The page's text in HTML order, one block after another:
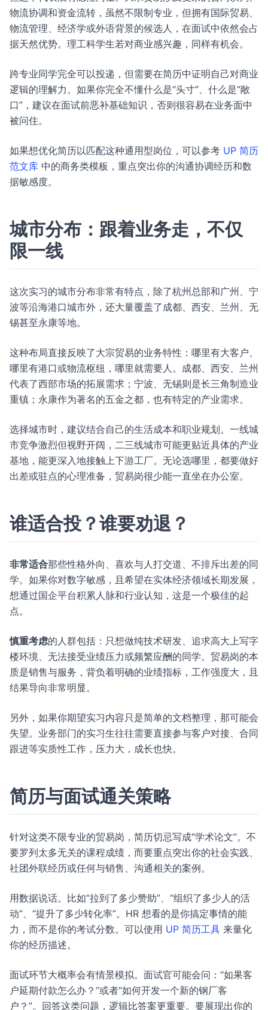
物流协调和资金流转，虽然不限制专业，但拥有国际贸易、
物流管理、经济学或外语背景的候选人，在面试中依然会占
据天然优势。理工科学生若对商业感兴趣，同样有机会。
跨专业同学完全可以投递，但需要在简历中证明自己对商业
逻辑的理解力。如果你完全不懂什么是“头寸”、什么是“敞
口”，建议在面试前恶补基础知识，否则很容易在业务面中
被问住。
如果想优化简历以匹配这种通用型岗位，可以参考 UP 简历
范文库 中的商务类模板，重点突出你的沟通协调经历和数
据敏感度。
城市分布：跟着业务走，不仅
限一线
这次实习的城市分布非常有特点，除了杭州总部和广州、宁
波等沿海港口城市外，还大量覆盖了成都、西安、兰州、无
锡甚至永康等地。
这种布局直接反映了大宗贸易的业务特性：哪里有大客户、
哪里有港口或物流枢纽，哪里就需要人。成都、西安、兰州
代表了西部市场的拓展需求；宁波、无锡则是长三角制造业
重镇；永康作为著名的五金之都，也有特定的产业需求。
选择城市时，建议结合自己的生活成本和职业规划。一线城
市竞争激烈但视野开阔，二三线城市可能更贴近具体的产业
基地，能更深入地接触上下游工厂。无论选哪里，都要做好
出差或驻点的心理准备，贸易岗很少能一直坐在办公室。
谁适合投？谁要劝退？
非常适合那些性格外向、喜欢与人打交道、不排斥出差的同
学。如果你对数字敏感，且希望在实体经济领域长期发展，
想通过国企平台积累人脉和行业认知，这是一个极佳的起
点。
慎重考虑的人群包括：只想做纯技术研发、追求高大上写字
楼环境、无法接受业绩压力或频繁应酬的同学。贸易岗的本
质是销售与服务，背负着明确的业绩指标，工作强度大，且
结果导向非常明显。
另外，如果你期望实习内容只是简单的文档整理，那可能会
失望。业务部门的实习生往往需要直接参与客户对接、合同
跟进等实质性工作，压力大，成长也快。
简历与面试通关策略
针对这类不限专业的贸易岗，简历切忌写成“学术论文”。不
要罗列太多无关的课程成绩，而要重点突出你的社会实践、
社团外联经历或任何与销售、沟通相关的案例。
用数据说话。比如“拉到了多少赞助”、“组织了多少人的活
动”、“提升了多少转化率”。HR 想看的是你搞定事情的能
力，而不是你的考试分数。可以使用 UP 简历工具 来量化
你的经历描述。
面试环节大概率会有情景模拟。面试官可能会问：“如果客
户延期付款怎么办？”或者“如何开发一个新的钢厂客
户？”。回答这类问题，逻辑比答案更重要。要展现出你的